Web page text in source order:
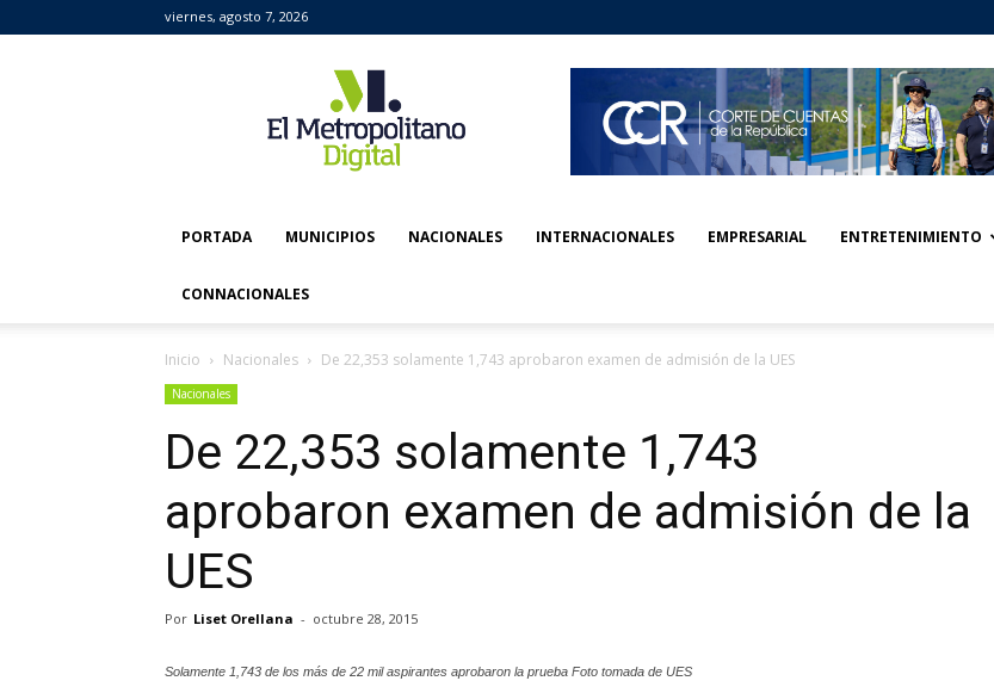
viernes, agosto 7, 2026
Metropolitano
Digital
PORTADA MUNICIPIOS NACIONALES INTERNACIONALES EMPRESARIAL ENTRETENIMIENTO
CONNACIONALES
Inicio Nacionales De 22,353 solamente 1,743 aprobaron examen de admisión de la UES
Nacionales
De 22,353 solamente 1,743
aprobaron examen de admisión de la
UES
Por Liset Orellana - octubre 28, 2015
Solamente 1,743 de los más de 22 mil aspirantes aprobaron la prueba Foto tomada de UES